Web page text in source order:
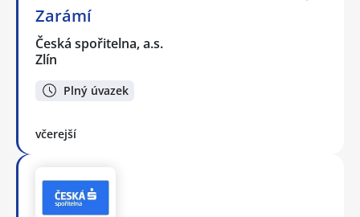
Zarámí
Česká spořitelna, a.s.
Zlín
Plný úvazek
včerejší